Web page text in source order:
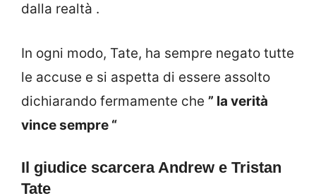
dalla realtà .
In ogni modo, Tate, ha sempre negato tutte
le accuse e si aspetta di essere assolto
dichiarando fermamente che ” la verità
vince sempre “
Il giudice scarcera Andrew e Tristan
Tate